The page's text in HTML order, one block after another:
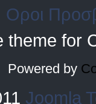
Οροι
theme for
Powered by
Joomla